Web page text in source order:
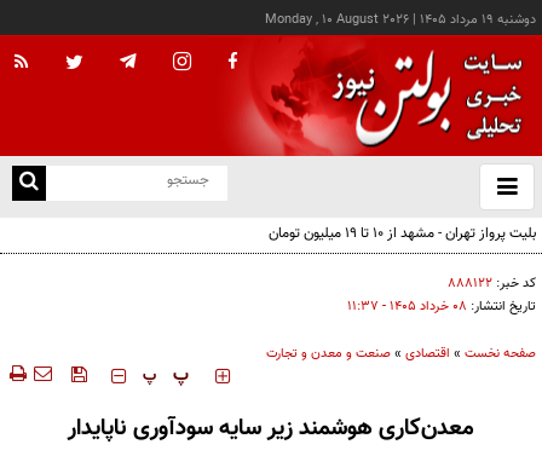
دوشنبه ۱۹ مرداد ۱۴۰۵ |
Monday , 10 August 2026
باز
و
بلیت پرواز تهران - مشهد از ۱۰ تا ۱۹ میلیون تومان
کد خبر: ۸۸۸۱۲۲
تاریخ انتشار: ۰۸ خرداد ۱۴۰۵ - ۱۱:۳۷
صفحه نخست » اقتصادی »صنعت و معدن و تجارت
‍‍‍ پ پ
معدن‌کاری هوشمند زیر سایه سودآوری ناپایدار